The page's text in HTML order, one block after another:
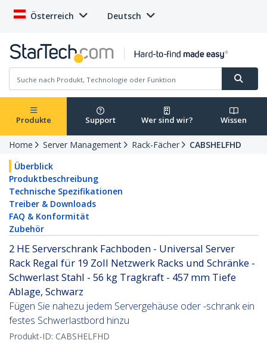
Österreich Deutsch
Produkte Support Wer sind wir? Wissen
Home Server Management Rack-Fächer
CABSHELFHD
Überblick
Produktbeschreibung
Technische Spezifikationen
Treiber & Downloads
FAQ & Konformität
Zubehör
2 HE Serverschrank Fachboden - Universal Server
Rack Regal für 19 Zoll Netzwerk Racks und Schränke -
Schwerlast Stahl - 56 kg Tragkraft - 457 mm Tiefe
Ablage, Schwarz
Fügen Sie nahezu jedem Servergehäuse oder -schrank ein
festes Schwerlastbord hinzu
Produkt-ID: CABSHELFHD